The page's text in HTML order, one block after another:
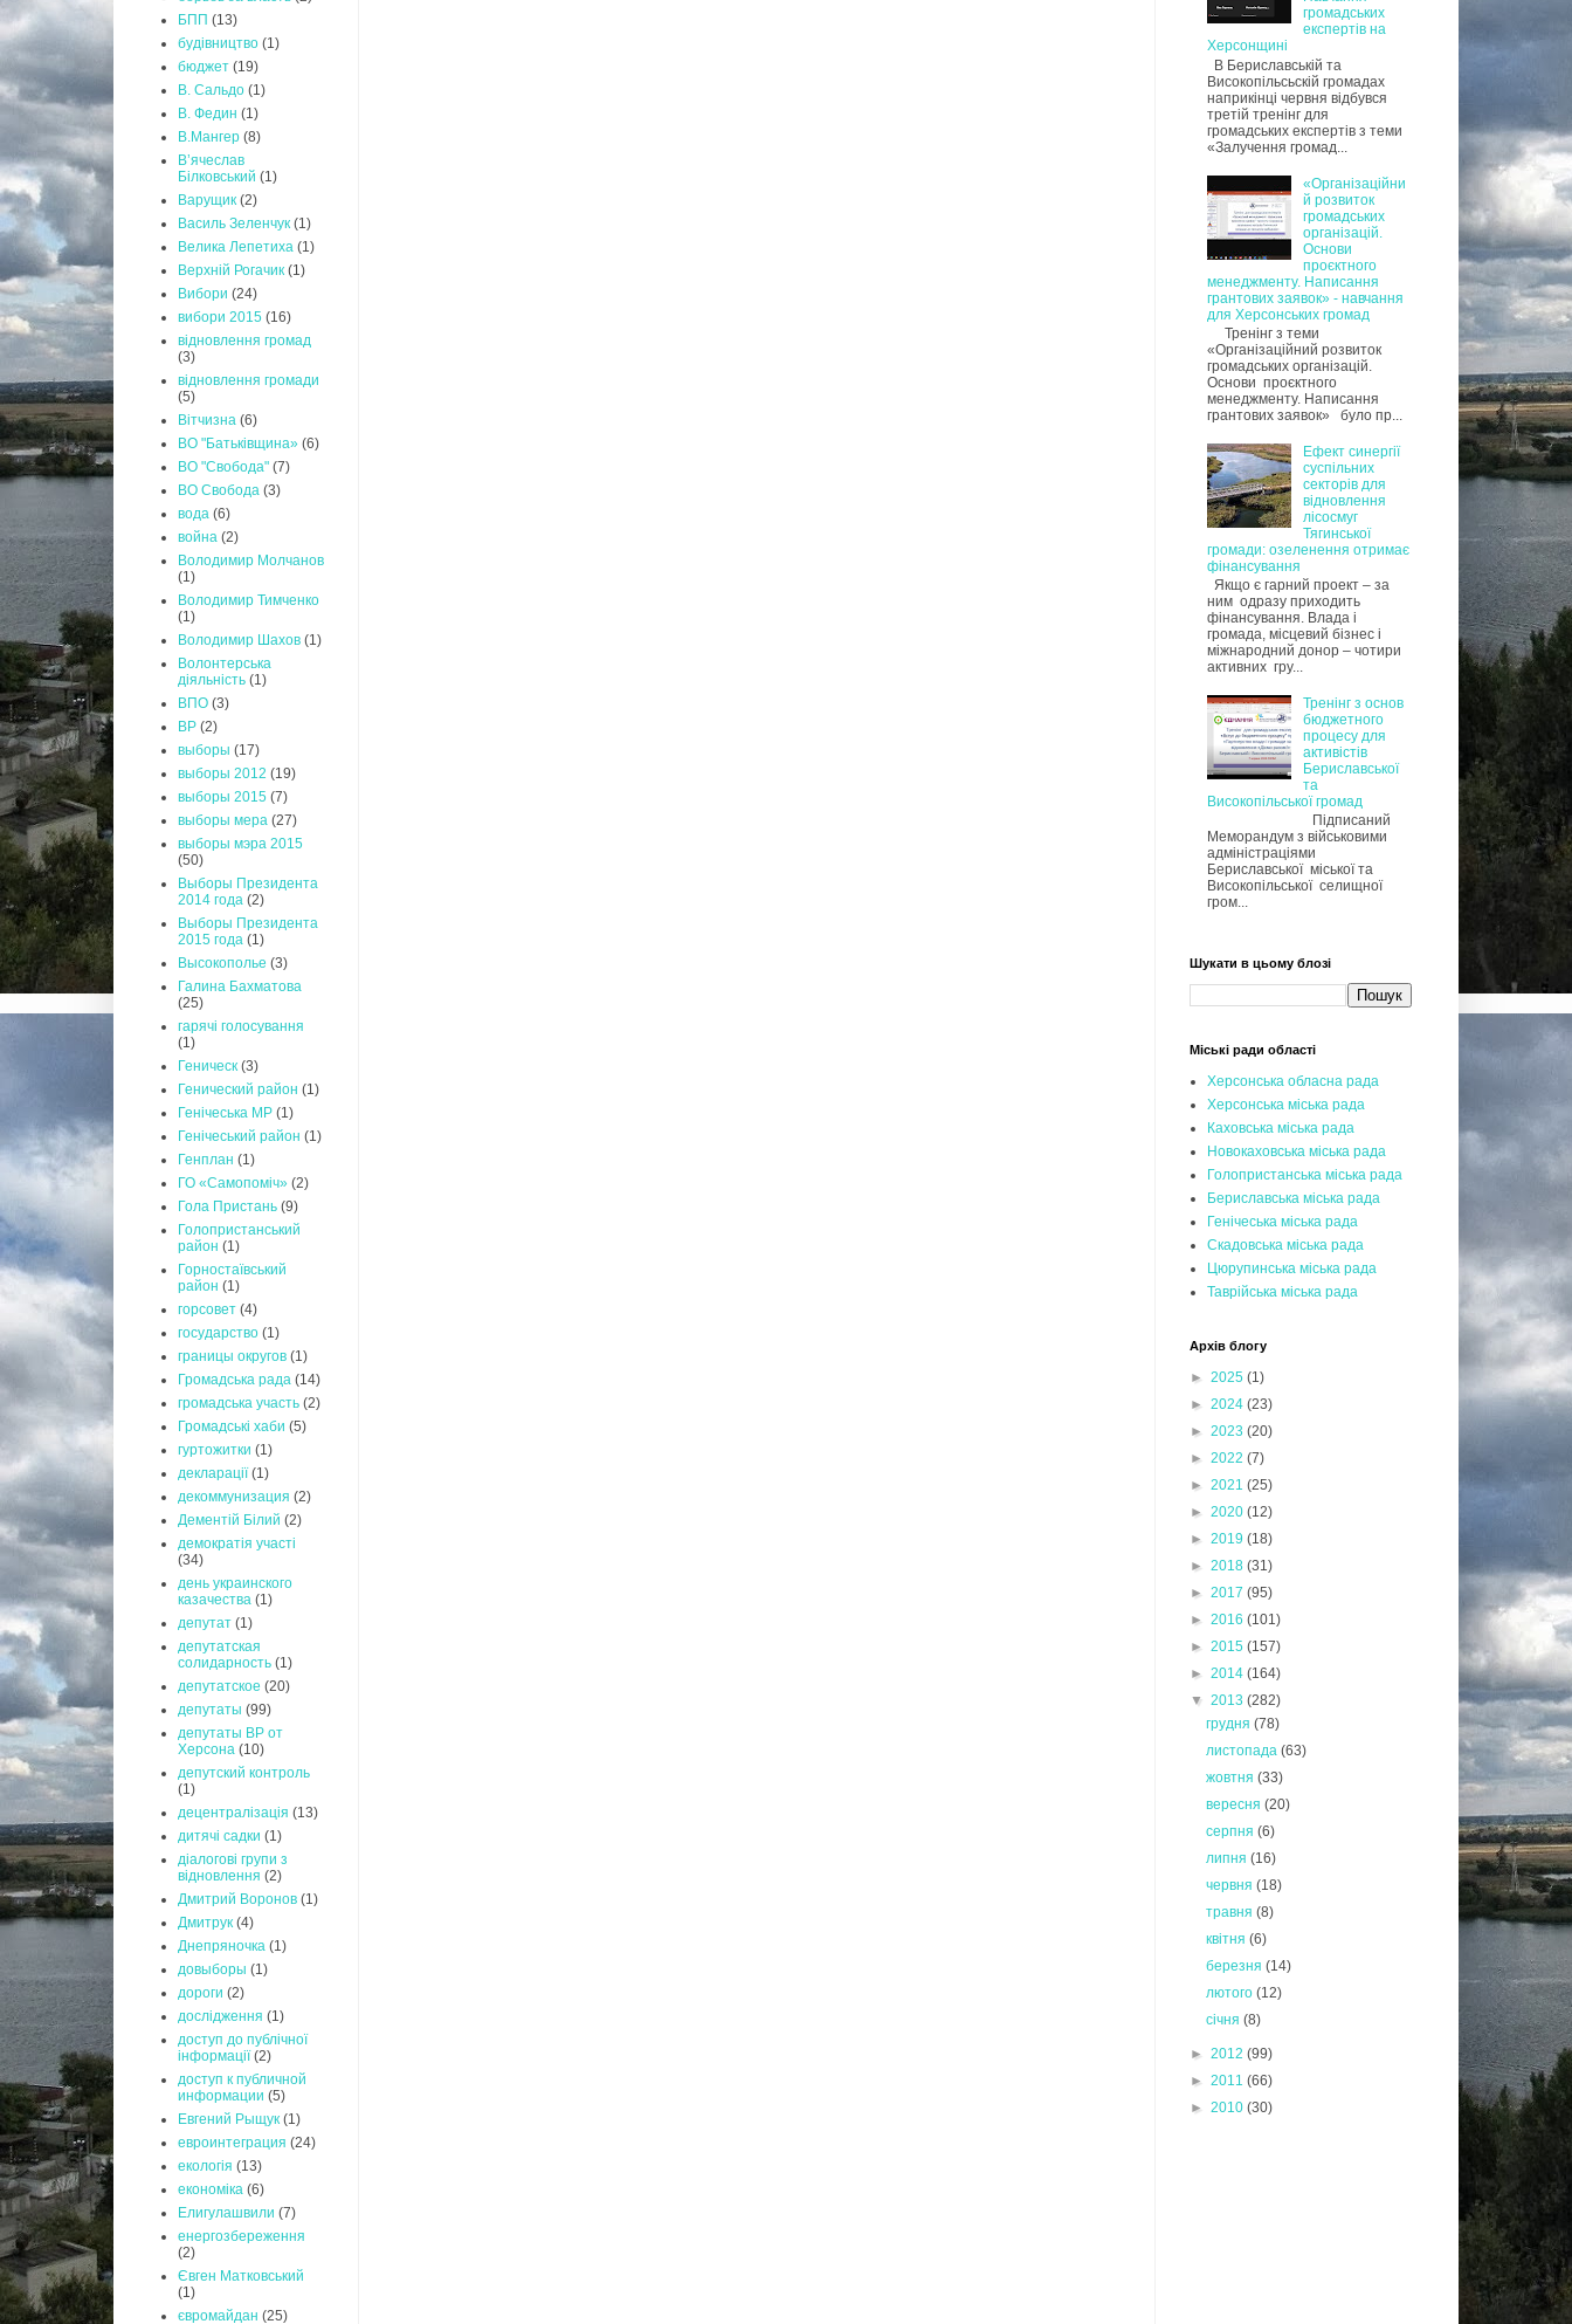
БПП (13)
будівництво (1)
бюджет (19)
В. Сальдо (1)
В. Федин (1)
В.Мангер (8)
В’ячеслав
Білковський (1)
Варущик (2)
Василь Зеленчук (1)
Велика Лепетиха (1)
Верхній Рогачик (1)
Вибори (24)
вибори 2015 (16)
відновлення громад
(3)
відновлення громади
(5)
Вітчизна (6)
ВО "Батьківщина» (6)
ВО "Свобода" (7)
ВО Свобода (3)
вода (6)
война (2)
Володимир Молчанов
(1)
Володимир Тимченко
(1)
Володимир Шахов (1)
Волонтерська
діяльність (1)
ВПО (3)
ВР (2)
выборы (17)
выборы 2012 (19)
выборы 2015 (7)
выборы мера (27)
выборы мэра 2015
(50)
Выборы Президента
2014 года (2)
Выборы Президента
2015 года (1)
Высокополье (3)
Галина Бахматова
(25)
гарячі голосування
(1)
Геническ (3)
Генический район (1)
Генічеська МР (1)
Генічеський район (1)
Генплан (1)
ГО «Самопоміч» (2)
Гола Пристань (9)
Голопристанський
район (1)
Горностаївський
район (1)
горсовет (4)
государство (1)
границы округов (1)
Громадська рада (14)
громадська участь (2)
Громадські хаби (5)
гуртожитки (1)
декларації (1)
декоммунизация (2)
Дементій Білий (2)
демократія участі
(34)
день украинского
казачества (1)
депутат (1)
депутатская
солидарность (1)
депутатское (20)
депутаты (99)
депутаты ВР от
Херсона (10)
депутский контроль
(1)
децентралізація (13)
дитячі садки (1)
діалогові групи з
відновлення (2)
Дмитрий Воронов (1)
Дмитрук (4)
Днепряночка (1)
довыборы (1)
дороги (2)
дослідження (1)
доступ до публічної
інформації (2)
доступ к публичной
информации (5)
Евгений Рыщук (1)
евроинтеграция (24)
екологія (13)
економіка (6)
Елигулашвили (7)
енергозбереження
(2)
Євген Матковський
(1)
євромайдан (25)
громадських
експертів на
Херсонщині
В Бериславській та
Високопільсьскій громадах
наприкінці червня відбувся
третій тренінг для
громадських експертів з теми
«Залучення громад...
«Організаційни
й розвиток
громадських
організацій.
Основи
проєктного
менеджменту. Написання
грантових заявок» - навчання
для Херсонських громад
Тренінг з теми
«Організаційний розвиток
громадських організацій.
Основи проєктного
менеджменту. Написання
грантових заявок» було пр...
Ефект синергії
суспільних
секторів для
відновлення
лісосмуг
Тягинської
громади: озеленення отримає
фінансування
Якщо є гарний проект – за
ним одразу приходить
фінансування. Влада і
громада, місцевий бізнес і
міжнародний донор – чотири
активних гру...
Тренінг з основ
бюджетного
процесу для
активістів
Бериславської
та
Високопільської громад
Підписаний
Меморандум з військовими
адміністраціями
Бериславської міської та
Високопільської селищної
гром...
Шукати в цьому блозі
Міські ради області
Херсонська обласна рада
Херсонська міська рада
Каховська міська рада
Новокаховська міська рада
Голопристанська міська рада
Бериславська міська рада
Генічеська міська рада
Скадовська міська рада
Цюрупинська міська рада
Таврійська міська рада
Архів блогу
► 2025 (1)
► 2024 (23)
► 2023 (20)
► 2022 (7)
► 2021 (25)
► 2020 (12)
► 2019 (18)
► 2018 (31)
► 2017 (95)
► 2016 (101)
► 2015 (157)
► 2014 (164)
▼ 2013 (282)
грудня(78)
листопада(63)
жовтня(33)
вересня(20)
серпня(6)
липня(16)
червня(18)
травня(8)
квітня(6)
березня(14)
лютого(12)
січня(8)
► 2012 (99)
► 2011 (66)
► 2010 (30)